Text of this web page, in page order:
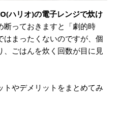
ハリオ)の電子レンジで炊け
断っておきますと「劇的時
まったくないのですが、個
、ごはんを炊く回数が目に見
やデメリットをまとめてみ